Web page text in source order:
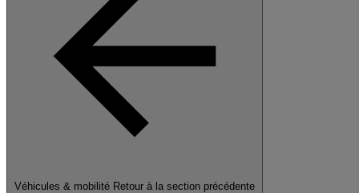
Véhicules & mobilité Retour à la section précédente